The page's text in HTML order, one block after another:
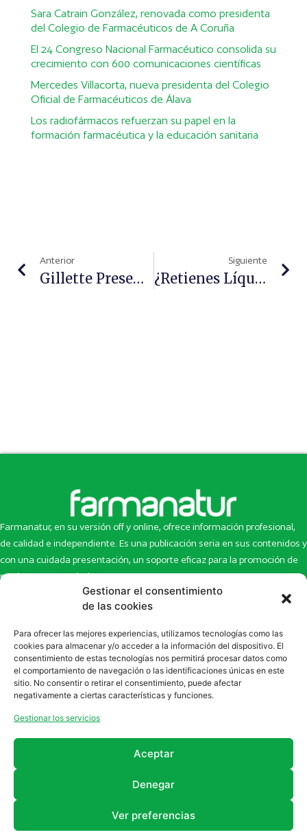
Gestionar el consentimiento
de las cookies
Para ofrecer las mejores experiencias, utilizamos tecnologías como las
cookies para almacenar y/o acceder a la información del dispositivo. El
consentimiento de estas tecnologías nos permitirá procesar datos como
el comportamiento de navegación o las identificaciones únicas en este
sitio. No consentir o retirar el consentimiento, puede afectar
negativamente a ciertas características y funciones.
Gestionar los servicios
Aceptar
Denegar
Ver preferencias
Sara Catrain González, renovada como presidenta
del Colegio de Farmacéuticos de A Coruña
El 24 Congreso Nacional Farmacéutico consolida su
crecimiento con 600 comunicaciones científicas
Mercedes Villacorta, nueva presidenta del Colegio
Oficial de Farmacéuticos de Álava
Los radiofármacos refuerzan su papel en la
formación farmacéutica y la educación sanitaria
Anterior
Gillette Presenta GilletteLabs Body, La Depilación Corporal Más Segura* De La Marca
Siguiente
¿Retienes Líquidos Aunque Cuides Tu Alimentación? El Drenaje Celular Podría Ser La Clave
Farmanatur, en su versión off y online, ofrece información profesional,
de calidad e independiente. Es una publicación seria en sus contenidos y
con una cuidada presentación, un soporte eficaz para la promoción de
productos y novedades.
Inicio
Newsletter
Eco Multimedia
Contacto
Artículos
Escaparate
Enlaces de interés
SUSCRÍBETE A NUESTRO NEWSLETTER
la sección deNewsletter
Revista Farmanatur